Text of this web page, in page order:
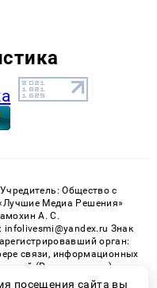
Общество с
Медиа Решения»
А. С.
infolivesmi@yandex.ru Знак
орган:
связи, информационных
(Роскомнадзор)
77 - 82535 от 21.01.2022
посещения сайта вы